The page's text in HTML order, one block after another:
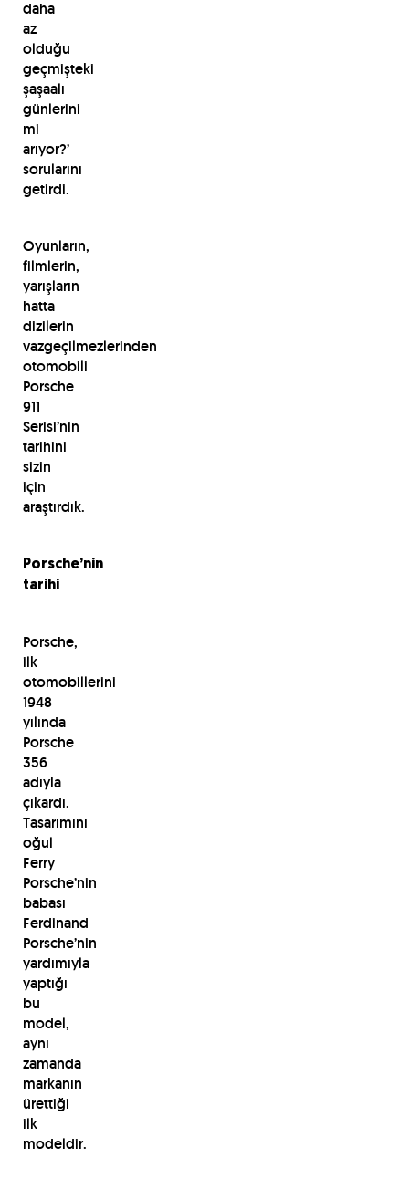
daha
az
olduğu
geçmişteki
şaşaalı
günlerini
mi
arıyor?’
sorularını
getirdi.
Oyunların,
filmlerin,
yarışların
hatta
dizilerin
vazgeçilmezlerinden
otomobili
Porsche
911
Serisi’nin
tarihini
sizin
için
araştırdık.
Porsche’nin
tarihi
Porsche,
ilk
otomobillerini
1948
yılında
Porsche
356
adıyla
çıkardı.
Tasarımını
oğul
Ferry
Porsche’nin
babası
Ferdinand
Porsche’nin
yardımıyla
yaptığı
bu
model,
aynı
zamanda
markanın
ürettiği
ilk
modeldir.